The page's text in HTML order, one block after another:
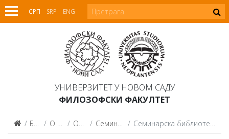
СРП SRP ENG
УНИВЕРЗИТЕТ У НОВОМ САДУ
ФИЛОЗОФСКИ ФАКУЛТЕТ
Библиотека О библиотеци Организација Семинарске библиотеке Семинарска библиотека Одсека за српски језик и лингвистику